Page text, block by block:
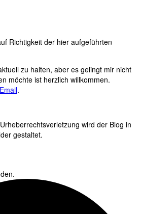
Richtigkeit der hier aufgeführten
zu halten, aber es gelingt mir nicht
möchte ist herzlich willkommen.
Email.
wird der Blog in
gestaltet.